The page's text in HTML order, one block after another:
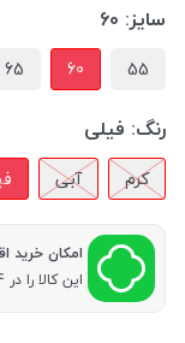
سایز: 60
55
60
65
رنگ: فیلی
کرم آبی
امکان خرید
این کالا را در 4 قسط 617,500 تومانی بخرید